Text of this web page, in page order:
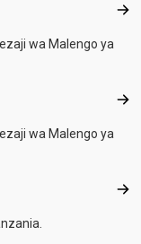
wa Malengo ya
wa Malengo ya
Ajira